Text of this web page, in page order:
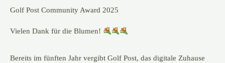
Golf Post Community Award 2025
Vielen Dank für die Blumen!
Bereits im fünften Jahr vergibt Golf Post, das digitale Zuhause